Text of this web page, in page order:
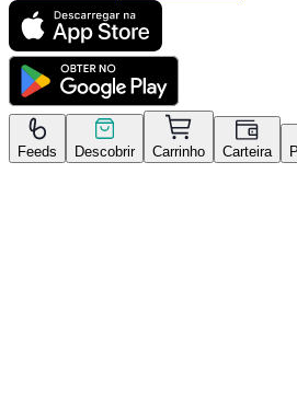
Feeds Descobrir Carrinho Carteira